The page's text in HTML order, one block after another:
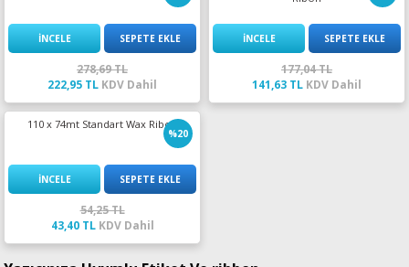
İNCELE SEPETE EKLE
278,69 TL
222,95 TL KDV Dahil
İNCELE SEPETE EKLE
177,04 TL
141,63 TL KDV Dahil
%20
110 x 74mt Standart Wax Ribon
İNCELE SEPETE EKLE
54,25 TL
43,40 TL KDV Dahil